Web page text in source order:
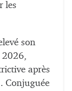
les
son
après
Conjuguée